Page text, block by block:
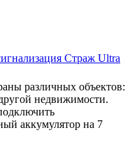
Страж Ultra
различных объектов:
недвижимости.
аккумулятор на 7